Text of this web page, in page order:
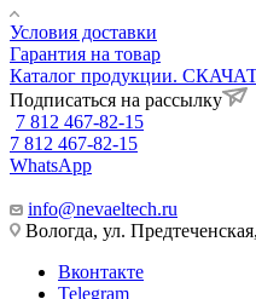
Условия доставки
Гарантия на товар
Каталог продукции.
Подписаться на рассылку
7 812 467-82-15
7 812 467-82-15
WhatsApp
info@nevaeltech.ru
Вологда, ул.
Вконтакте
Telegram